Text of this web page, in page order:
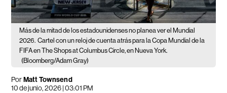
Más de la mitad de los estadounidenses no planea ver el Mundial
2026. Cartel con un reloj de cuenta atrás para la Copa Mundial de la
FIFA en The Shops at Columbus Circle, en Nueva York.
(Bloomberg/Adam Gray)
PorMatt Townsend
10 de junio, 2026 | 03:01 PM